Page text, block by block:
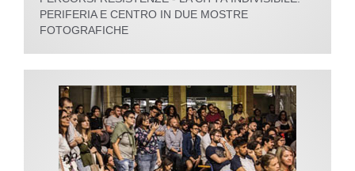
PERIFERIA E CENTRO IN DUE MOSTRE
FOTOGRAFICHE